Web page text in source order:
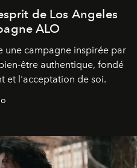
de Los Angeles
ALO
une campagne inspirée par
être authentique, fondé
et l'acceptation de soi.